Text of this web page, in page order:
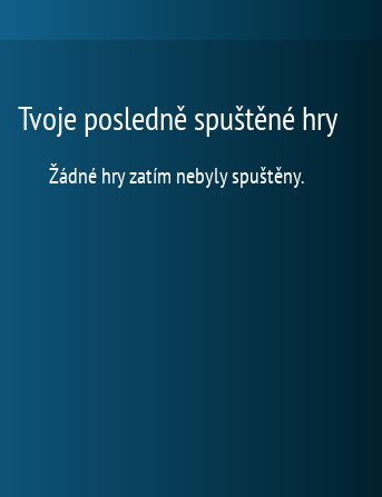
Tvoje posledně spuštěné hry
Žádné hry zatím nebyly spuštěny.